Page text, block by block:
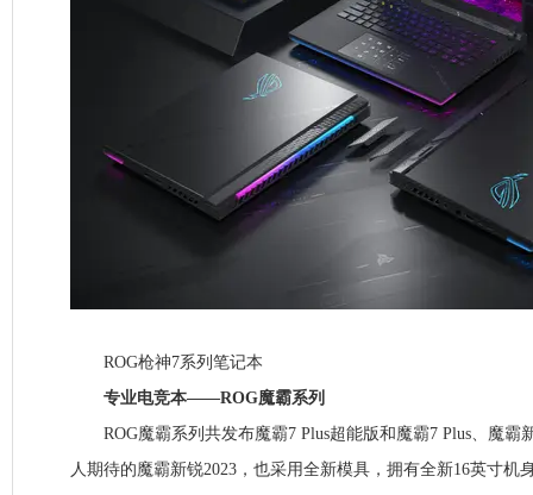
ROG枪神7系列笔记本
专业电竞本——ROG魔霸系列
ROG魔霸系列共发布魔霸7 Plus超能版和魔霸7 Plus、魔霸
人期待的魔霸新锐2023，也采用全新模具，拥有全新16英寸机